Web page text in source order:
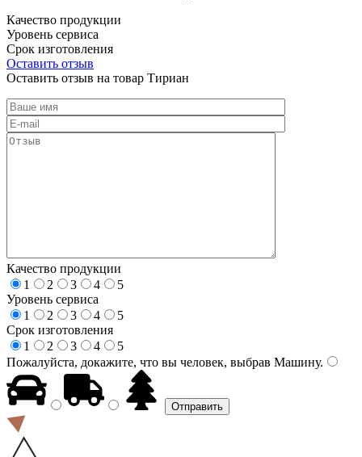
Качество продукции
Уровень сервиса
Срок изготовления
Оставить отзыв
Оставить отзыв на товар Тириан
Качество продукции
1
2 3 4
5
Уровень сервиса
1
2 3 4
5
Срок изготовления
1
2 3 4
5
Пожалуйста, докажите, что вы человек, выбрав Машину.